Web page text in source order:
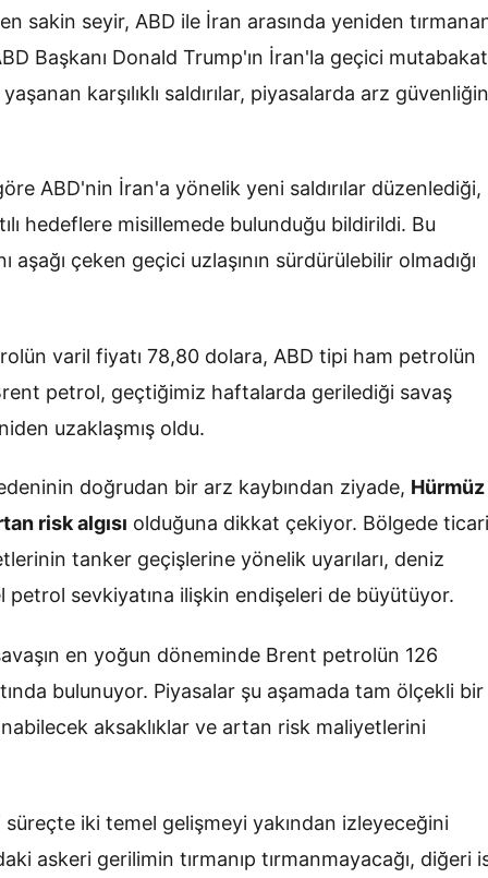
sakin seyir, ABD ile İran arasında yeniden
Başkanı Donald Trump'ın İran'la geçici mutabakat
karşılıklı saldırılar, piyasalarda arz
ABD'nin İran'a yönelik yeni saldırılar düzenlediği,
hedeflere misillemede bulunduğu bildirildi. Bu
çeken geçici uzlaşının sürdürülebilir olmadığı
varil fiyatı 78,80 dolara, ABD tipi ham petrolün
petrol, geçtiğimiz haftalarda gerilediği savaş
uzaklaşmış oldu.
doğrudan bir arz kaybından ziyade, Hürmüz
risk algısı olduğuna dikkat çekiyor. Bölgede ticari
tanker geçişlerine yönelik uyarıları, deniz
petrol sevkiyatına ilişkin endişeleri de büyütüyor.
en yoğun döneminde Brent petrolün 126
bulunuyor. Piyasalar şu aşamada tam ölçekli bir
aksaklıklar ve artan risk maliyetlerini
iki temel gelişmeyi yakından izleyeceğini
askeri gerilimin tırmanıp tırmanmayacağı, diğeri